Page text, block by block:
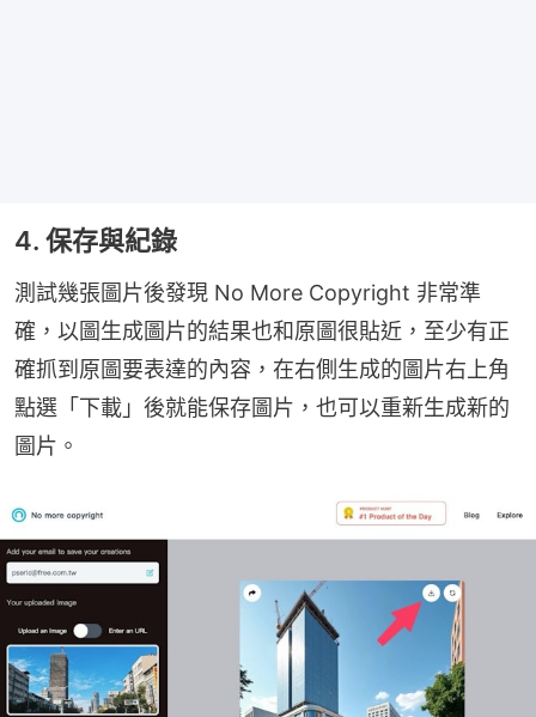
4. 保存與紀錄
測試幾張圖片後發現 No More Copyright 非常準
確，以圖生成圖片的結果也和原圖很貼近，至少有正
確抓到原圖要表達的內容，在右側生成的圖片右上角
點選「下載」後就能保存圖片，也可以重新生成新的
圖片。